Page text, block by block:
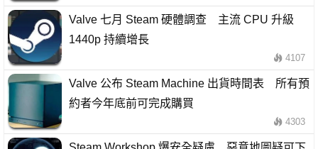
Valve 七月 Steam 硬體調查 主流 CPU 升級
1440p 持續增長
4107
Valve 公布 Steam Machine 出貨時間表 所有預
約者今年底前可完成購買
4303